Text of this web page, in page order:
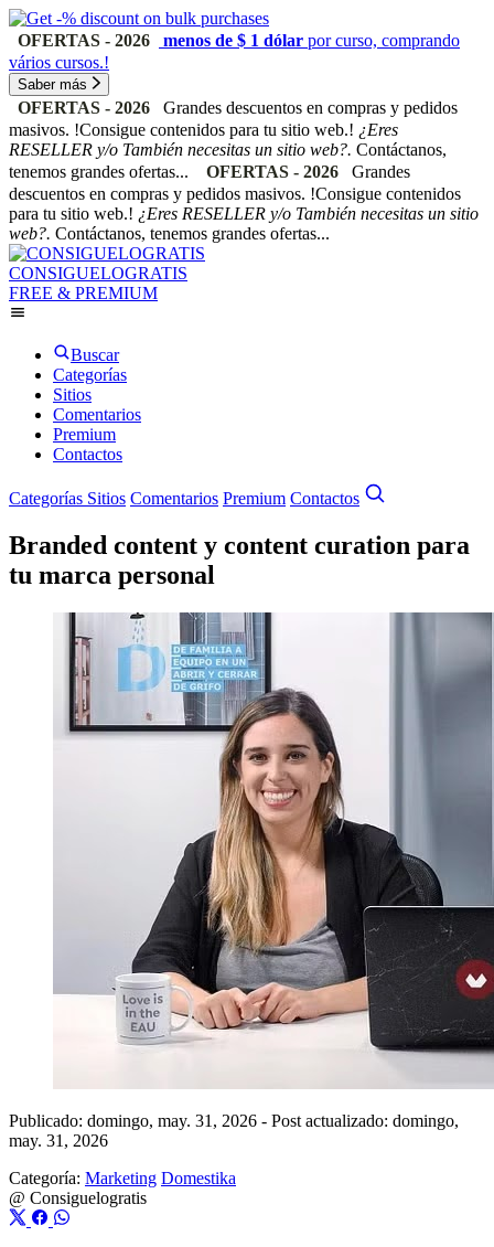
OFERTAS - 2026 menos de $ 1 dólar por curso, comprando
vários cursos.!
Saber más
OFERTAS - 2026
Grandes descuentos en compras y pedidos
masivos. !Consigue contenidos para tu sitio web.! ¿Eres
RESELLER y/o También necesitas un sitio web?. Contáctanos,
tenemos grandes ofertas...
OFERTAS - 2026
Grandes
descuentos en compras y pedidos masivos. !Consigue contenidos
para tu sitio web.! ¿Eres RESELLER y/o También necesitas un sitio
web?. Contáctanos, tenemos grandes ofertas...
CONSIGUELOGRATIS
FREE & PREMIUM
Buscar
Categorías
Sitios
Comentarios
Premium
Contactos
Categorías Sitios Comentarios Premium Contactos
Branded content y content curation para
tu marca personal
Publicado: domingo, may. 31, 2026 - Post actualizado: domingo,
may. 31, 2026
Categoría: Marketing Domestika
@ Consiguelogratis